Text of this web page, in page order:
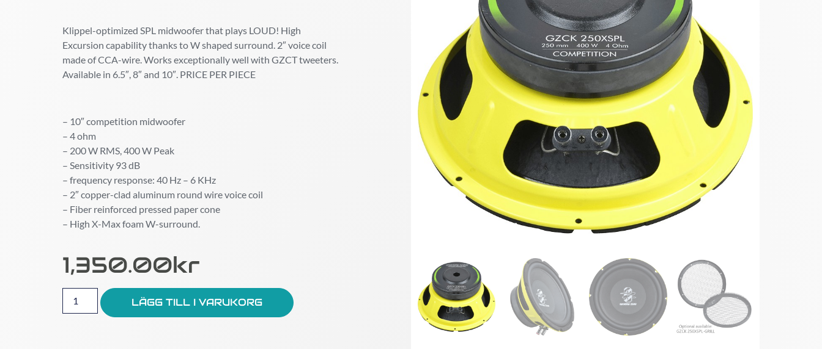
Klippel-optimized SPL midwoofer that plays LOUD! High
Excursion capability thanks to W shaped surround. 2″ voice coil
made of CCA-wire. Works exceptionally well with GZCT tweeters.
Available in 6.5″, 8″ and 10″. PRICE PER PIECE
– 10″ competition midwoofer
– 4 ohm
– 200 W RMS, 400 W Peak
– Sensitivity 93 dB
– frequency response: 40 Hz – 6 KHz
– 2″ copper-clad aluminum round wire voice coil
– Fiber reinforced pressed paper cone
– High X-Max foam W-surround.
1,350.00Kr
LÄGG TILL I VARUKORG